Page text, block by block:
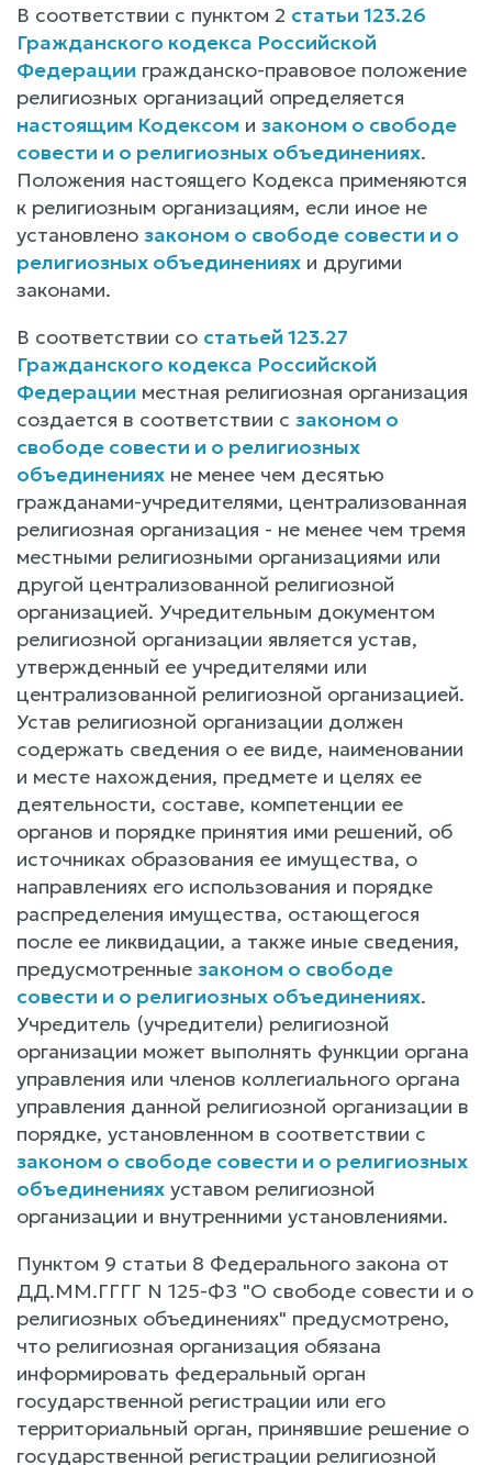
В соответствии с пунктом 2 статьи 123.26
Гражданского кодекса Российской
Федерации гражданско-правовое положение
религиозных организаций определяется
настоящим Кодексом и законом о свободе
совести и о религиозных объединениях.
Положения настоящего Кодекса применяются
к религиозным организациям, если иное не
установлено законом о свободе совести и о
религиозных объединениях и другими
законами.
В соответствии со статьей 123.27
Гражданского кодекса Российской
Федерации местная религиозная организация
создается в соответствии с законом о
свободе совести и о религиозных
объединениях не менее чем десятью
гражданами-учредителями, централизованная
религиозная организация - не менее чем тремя
местными религиозными организациями или
другой централизованной религиозной
организацией. Учредительным документом
религиозной организации является устав,
утвержденный ее учредителями или
централизованной религиозной организацией.
Устав религиозной организации должен
содержать сведения о ее виде, наименовании
и месте нахождения, предмете и целях ее
деятельности, составе, компетенции ее
органов и порядке принятия ими решений, об
источниках образования ее имущества, о
направлениях его использования и порядке
распределения имущества, остающегося
после ее ликвидации, а также иные сведения,
предусмотренные законом о свободе
совести и о религиозных объединениях.
Учредитель (учредители) религиозной
организации может выполнять функции органа
управления или членов коллегиального органа
управления данной религиозной организации в
порядке, установленном в соответствии с
законом о свободе совести и о религиозных
объединениях уставом религиозной
организации и внутренними установлениями.
Пунктом 9 статьи 8 Федерального закона от
ДД.ММ.ГГГГ N 125-ФЗ "О свободе совести и о
религиозных объединениях" предусмотрено,
что религиозная организация обязана
информировать федеральный орган
государственной регистрации или его
территориальный орган, принявшие решение о
государственной регистрации религиозной